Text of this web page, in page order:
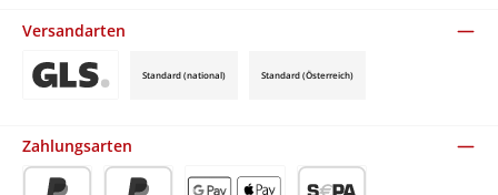
Versandarten
Standard (national) Standard (Österreich)
Zahlungsarten